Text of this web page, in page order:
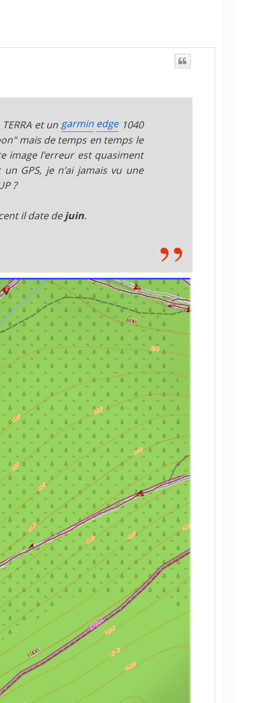
et un garmin edge 1040
mais de temps en temps le
image l'erreur est quasiment
GPS, je n'ai jamais vu une
?
il date dejuin.